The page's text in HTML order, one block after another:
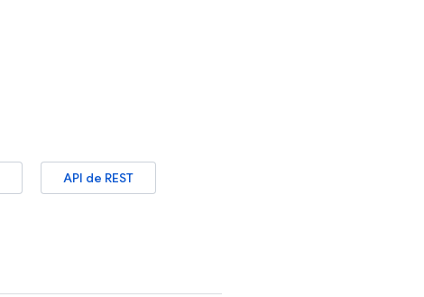
API de REST